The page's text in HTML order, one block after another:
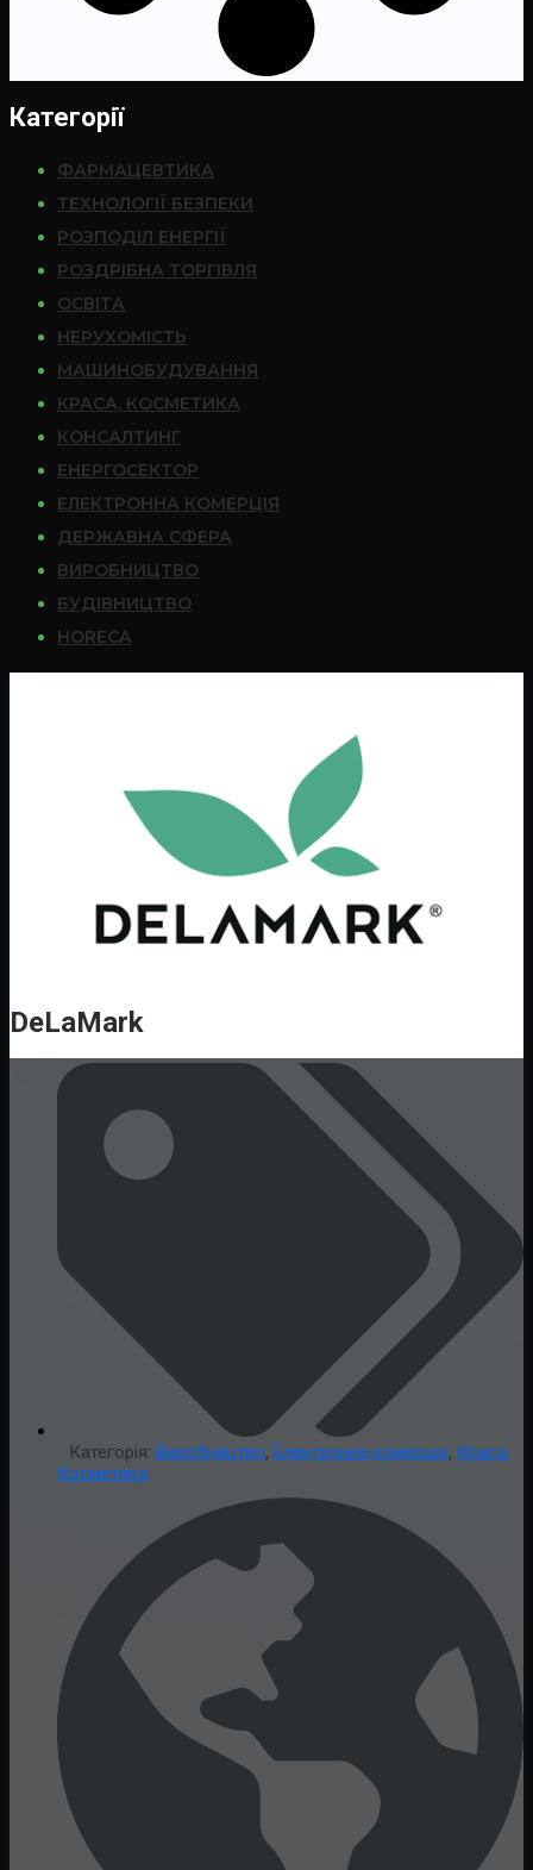
Категорії
ФАРМАЦЕВТИКА
ТЕХНОЛОГІЇ БЕЗПЕКИ
РОЗПОДІЛ ЕНЕРГІЇ
РОЗДРІБНА ТОРГІВЛЯ
ОСВІТА
НЕРУХОМІСТЬ
МАШИНОБУДУВАННЯ
КРАСА, КОСМЕТИКА
КОНСАЛТИНГ
ЕНЕРГОСЕКТОР
ЕЛЕКТРОННА КОМЕРЦІЯ
ДЕРЖАВНА СФЕРА
ВИРОБНИЦТВО
БУДІВНИЦТВО
HORECA
DeLaMark
Категорія: Виробництво, Електронна комерція, Краса,
Косметика